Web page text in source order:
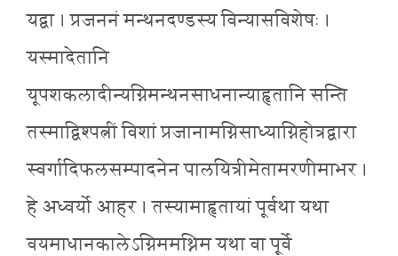
यद्वा । प्रजननं मन्थनदण्डस्य विन्यासविशेषः ।
यस्मादेतानि
यूपशकलादीन्यग्निमन्थनसाधनान्याहृतानि सन्ति
तस्माद्विश्पत्नीं विशां प्रजानामग्निसाध्याग्निहोत्रद्वारा
स्वर्गादिफलसम्पादनेन पालयित्रीमेतामरणीमाभर ।
हे अध्वर्यो आहर । तस्यामाहृतायां पूर्वथा यथा
वयमाधानकालेऽग्निममथ्निम यथा वा पूर्वे